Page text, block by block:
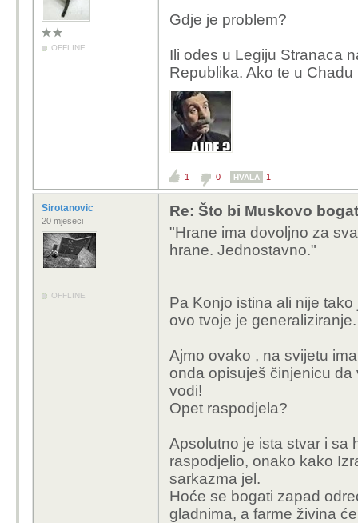
Da se može potpuno
a sjeti se kad su
umiralo od gladi, no
industrijski razini
Pametnom dosta!
OFFLINE
Gdje je problem?
Ili odes u Legiju Stranaca
Republika. Ako te u
1 0 HVALA 1
Sirotanovic
20 mjeseci
OFFLINE
Re: Što bi Muskovo
"Hrane ima dovoljno za
hrane. Jednostavno."
Pa Konjo istina ali nije
ovo tvoje je generaliziranje.
Ajmo ovako , na svijetu
onda opisuješ činjenicu da
vodi!
Opet raspodjela?
Apsolutno je ista stvar i sa
raspodjelio, onako kako
sarkazma jel.
Hoće se bogati zapad
gladnima, a farme živina